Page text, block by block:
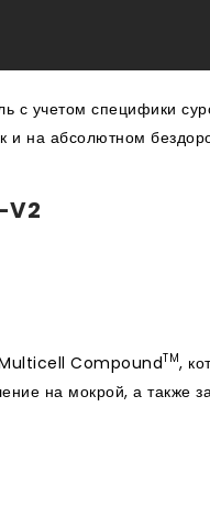
с учетом специфики
и на абсолютном
V2
Multicell CompoundTM,
на мокрой, а